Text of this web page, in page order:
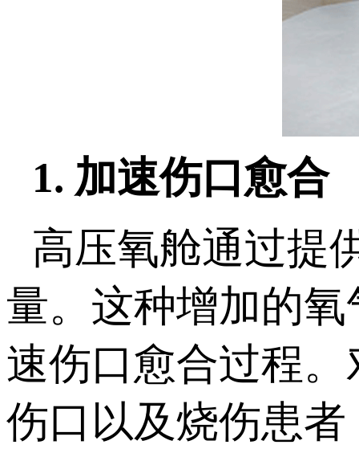
1. 加速伤口愈合
高压氧舱通过提
量。这种增加的
速伤口愈合过程
伤口以及烧伤患